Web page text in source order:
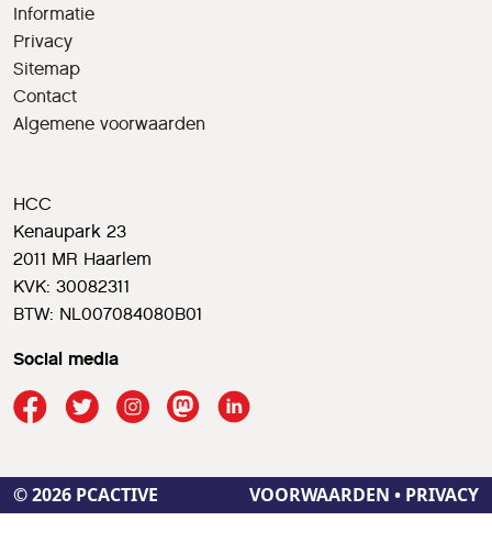
Informatie
Privacy
Sitemap
Contact
Algemene voorwaarden
HCC
Kenaupark 23
2011 MR Haarlem
KVK: 30082311
BTW: NL007084080B01
Social media
© 2026 PCACTIVE VOORWAARDEN • PRIVACY